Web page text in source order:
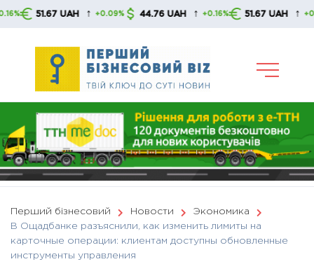
Skip
51.67 UAH ↑ +0.09% 44.76 UAH ↑ +0.16% 51.67 UAH ↑ +0.09%
Перший бізнесовий Новости
Экономика
В Ощадбанке разъяснили, как изменить лимиты на
карточные операции: клиентам доступны обновленные
инструменты управления